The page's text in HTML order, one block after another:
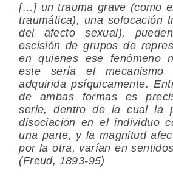
[…] un trauma grave (como
traumática), una sofocación
del afecto sexual),
escisión de grupos de
en quienes ese fenómeno
este sería el
adquirida psíquicamente.
de ambas formas es
serie, dentro de la cual la
disociación en el individuo
una parte, y la magnitud
por la otra, varían en
(Freud, 1893-95)